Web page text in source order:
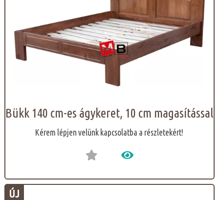
Bükk 140 cm-es ágykeret, 10 cm magasítással
Kérem lépjen velünk kapcsolatba a részletekért!
ÚJ